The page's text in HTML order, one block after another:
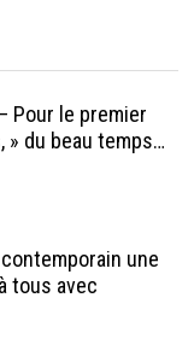
Pour le premier
» du beau temps…
contemporain une
tous avec